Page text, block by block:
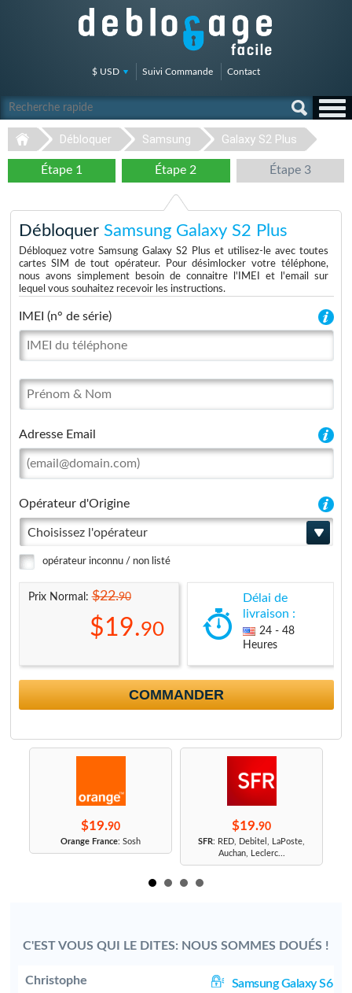
$ USD Suivi Commande Contact
Débloquer Samsung Galaxy S2 Plus
Étape 1 Étape 2 Étape 3
Débloquer Samsung Galaxy S2 Plus
Débloquez votre Samsung Galaxy S2 Plus et utilisez-le avec toutes
cartes SIM de tout opérateur. Pour désimlocker votre téléphone,
nous avons simplement besoin de connaitre l'IMEI et l'email sur
lequel vous souhaitez recevoir les instructions.
IMEI (n° de série)
Adresse Email
Opérateur d'Origine
Choisissez l'opérateur
opérateur inconnu / non listé
Prix Normal:$22.90
$19.90
Délai de
livraison :
24 - 48
Heures
COMMANDER
$19.90
Orange France: Sosh
$19.90
SFR: RED, Debitel, LaPoste,
Auchan, Leclerc...
C'EST VOUS QUI LE DITES: NOUS SOMMES DOUÉS !
Christophe Samsung Galaxy S6